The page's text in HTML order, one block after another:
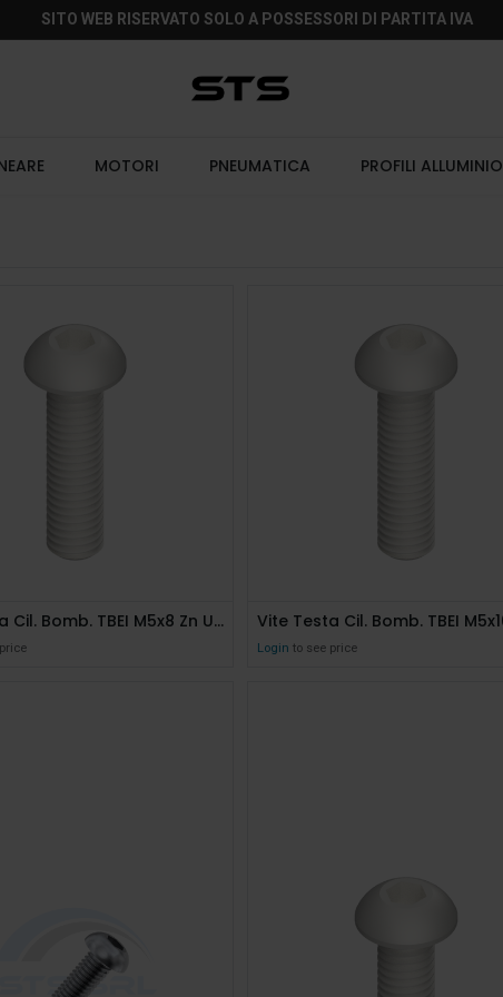
SITO WEB RISERVATO SOLO A POSSESSORI DI PARTITA IVA
MOTORI PNEUMATICA PROFILI ALLUMINIO
Vite Testa Cil. Bomb. TBEI M5x8 Zn Uni 7380 10.9
Login to see price